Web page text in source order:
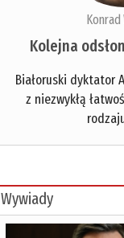
Konrad
Kolejna
Białoruski dyktator
z niezwykłą
Wywiady